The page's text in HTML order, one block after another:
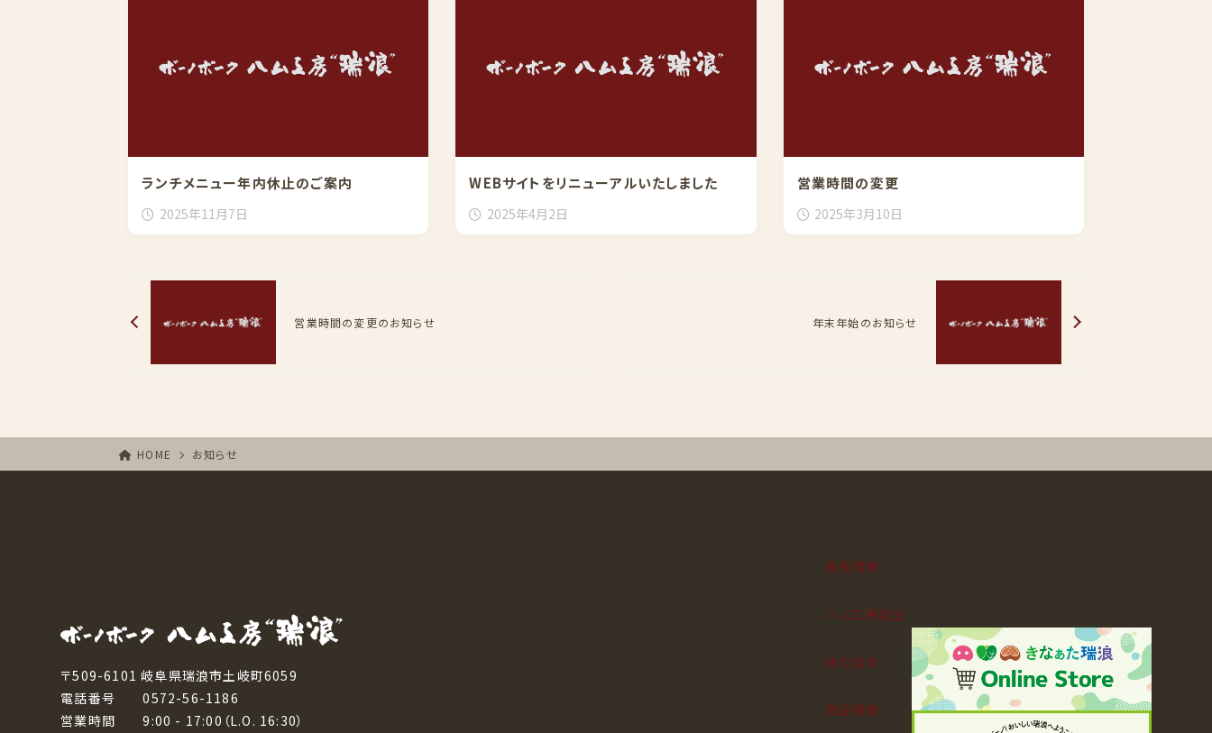
ランチメニュー年内休止のご案内
2025年11月7日
WEBサイトをリニューアルいたしました
2025年4月2日
営業時間の変更
2025年3月10日
営業時間の変更のお知らせ 年末年始のお知らせ
HOME お知らせ
〒509-6101 岐阜県瑞浪市土岐町6059
電話番号 0572-56-1186
営業時間 9:00 - 17:00（L.O. 16:30）
最新情報
ハム工房誕生
味の追求
商品情報